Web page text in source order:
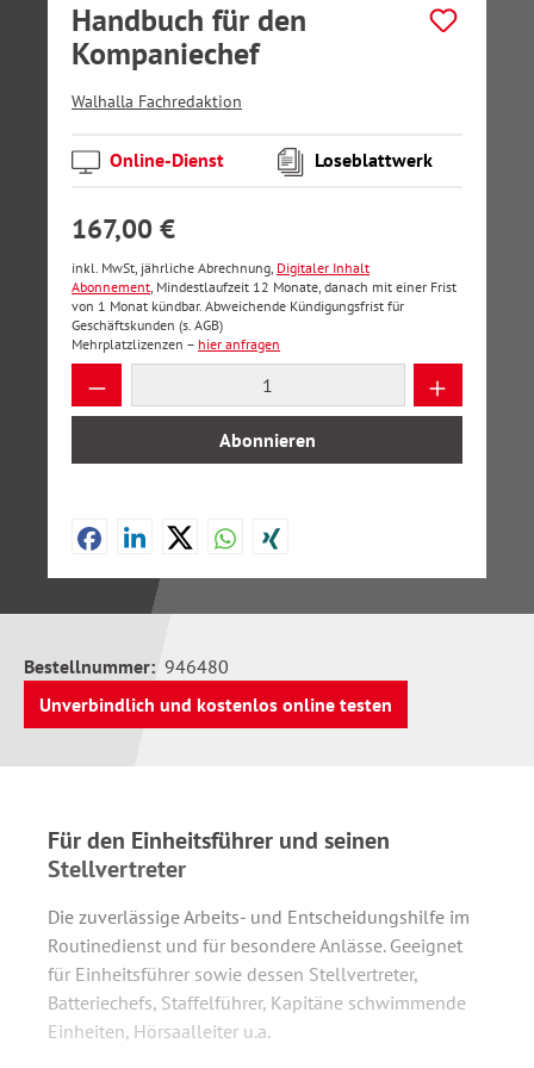
Handbuch für den
Kompaniechef
Walhalla Fachredaktion
Online-Dienst Loseblattwerk
167,00 €
inkl. MwSt, jährliche Abrechnung, Digitaler Inhalt
Abonnement, Mindestlaufzeit 12 Monate, danach mit einer Frist
von 1 Monat kündbar. Abweichende Kündigungsfrist für
Geschäftskunden (s. AGB)
Mehrplatzlizenzen – hier anfragen
Produkt Anzahl: Gib den gewünschten
Abonnieren
Bestellnummer: 946480
Unverbindlich und kostenlos online testen
Für den Einheitsführer und seinen
Stellvertreter
Die zuverlässige Arbeits- und Entscheidungshilfe im
Routinedienst und für besondere Anlässe. Geeignet
für Einheitsführer sowie dessen Stellvertreter,
Batteriechefs, Staffelführer, Kapitäne schwimmende
Einheiten, Hörsaalleiter u.a.